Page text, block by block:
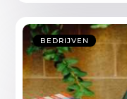
BEDRIJVEN